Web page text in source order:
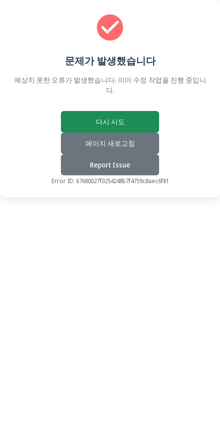
문제가 발생했습니다
예상치 못한 오류가 발생했습니다. 이미 수정 작업을 진행 중입니
다.
다시 시도
페이지 새로고침
Report Issue
Error ID: 67680027f0254248b7f4759c8aec6f81